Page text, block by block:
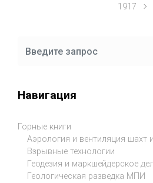
1917
Навигация
Горные книги
Аэрология и вентиляция шахт
Взрывные технологии
Геодезия и маркшейдерское
Геологическая разведка МПИ